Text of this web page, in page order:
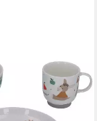
Set Esel